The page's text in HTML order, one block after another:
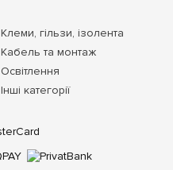
Клеми, гільзи, ізолента
Кабель та монтаж
Освітлення
Інші категорії